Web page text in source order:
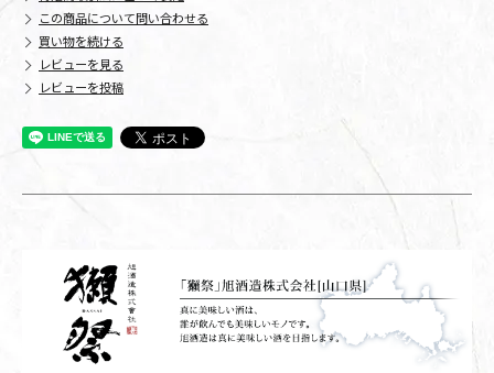
この商品について問い合わせる
買い物を続ける
レビューを見る
レビューを投稿